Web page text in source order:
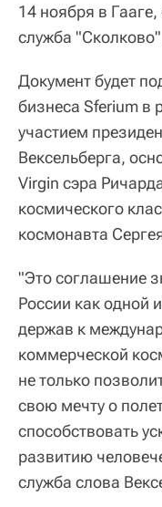
14 ноября в
служба
Документ будет
бизнеса Sferium в
участием
Вексельберга,
Virgin сэра
космического
космонавта
"Это соглашение
России как одной
держав к
коммерческой
не только
свою мечту о
способствовать
развитию
служба слова